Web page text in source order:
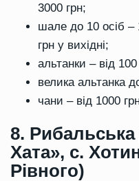
3000 грн;
шале до 10 осіб –
грн у вихідні;
альтанки – від
велика альтанка
чани – від 1000
8.
Хата», с.
Рівного)